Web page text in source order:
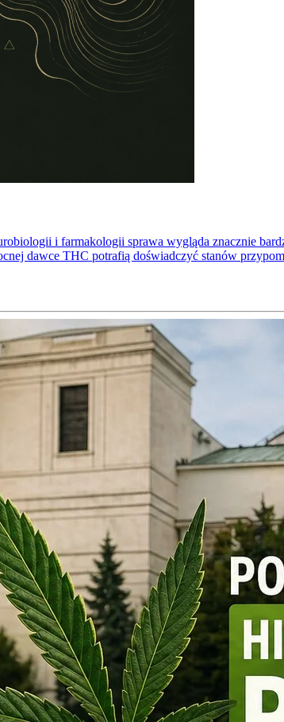
i farmakologii sprawa wygląda znacznie
dawce THC potrafią doświadczyć stanów